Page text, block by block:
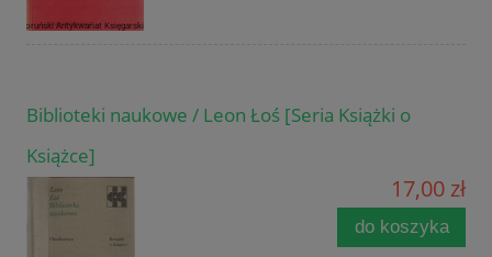
Biblioteki naukowe / Leon Łoś [Seria Książki o
Książce]
17,00 zł
do koszyka